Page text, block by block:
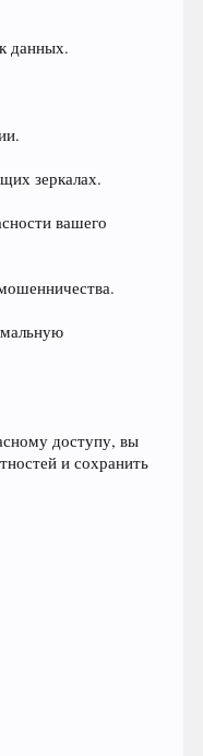
данных.
зеркалах.
вашего
доступу, вы
и сохранить